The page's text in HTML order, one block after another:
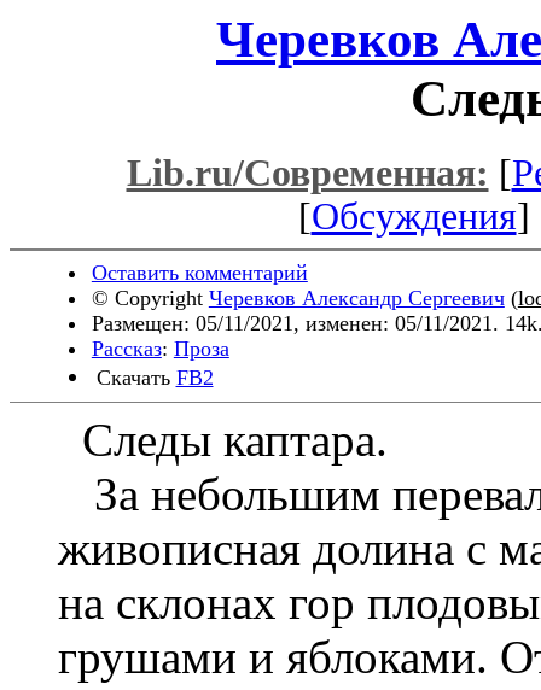
Черевков
Lib.ru/Современная: [
[Обсуждения]
Оставить комментарий
© Copyright Черевков Александр Сергеевич(
Размещен: 05/11/2021, изменен: 05/11/2021.
Рассказ: Проза
Скачать FB2
Следы каптара.
За небольшим
живописная долина с
на склонах гор
грушами и яблоками.